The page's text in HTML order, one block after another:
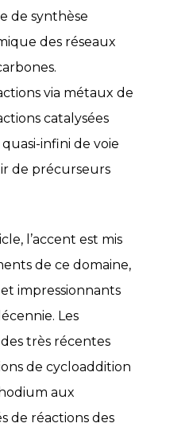
de synthèse
des réseaux
via métaux de
catalysées
infini de voie
de précurseurs
l’accent est mis
de ce domaine,
impressionnants
Les
très récentes
de cycloaddition
aux
de réactions des